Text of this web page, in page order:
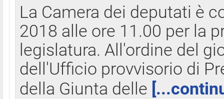
La Camera dei deputati è
2018 alle ore 11.00 per la
legislatura. All'ordine del
dell'Ufficio provvisorio di
della Giunta delle